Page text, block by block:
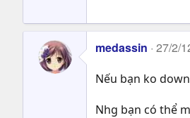
medassin 27/2/
Nếu bạn ko
Nhg bạn có thể